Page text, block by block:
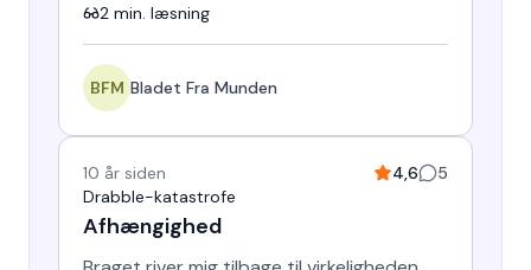
meningsløs tilværelse h…
2 min. læsning
BFM Bladet Fra Munden
10 år siden 4,6
5
Drabble-katastrofe
Afhængighed